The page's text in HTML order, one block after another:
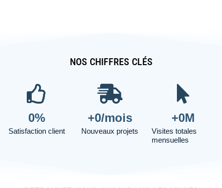
NOS CHIFFRES CLÉS
Satisfaction client
0%
Nouveaux projets
+0/mois
Visites totales
mensuelles
+0M